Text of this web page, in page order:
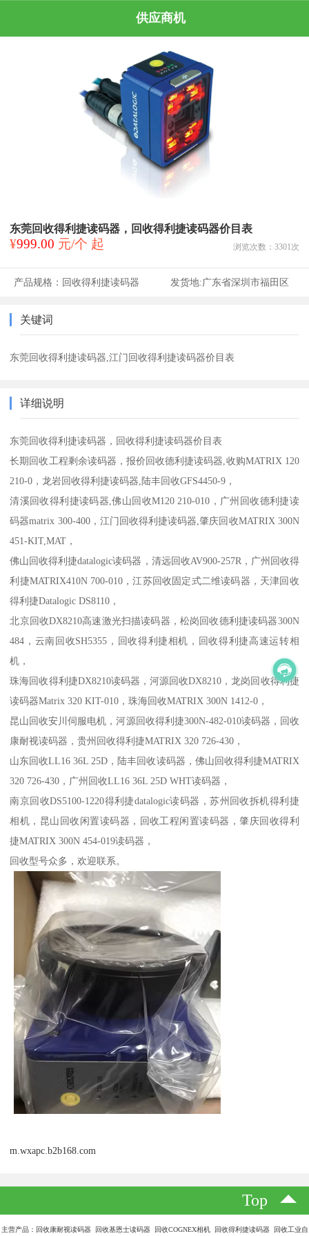
供应商机
东莞回收得利捷读码器，回收得利捷读码器价目表
¥999.00 元/个 起 浏览次数： 3301 次
产品规格： 回收得利捷读码器 发货地:广东省深圳市福田区
关键词
东莞回收得利捷读码器,江门回收得利捷读码器价目表
详细说明
东莞回收得利捷读码器，回收得利捷读码器价目表
长期回收工程剩余读码器，报价回收德利捷读码器,收购MATRIX 120
210-0，龙岩回收得利捷读码器,陆丰回收GFS4450-9，
清溪回收得利捷读码器,佛山回收M120 210-010，广州回收德利捷读
码器matrix 300-400，江门回收得利捷读码器,肇庆回收MATRIX 300N
451-KIT,MAT，
佛山回收得利捷datalogic读码器，清远回收AV900-257R， 广州回收得
利捷MATRIX410N 700-010，江苏回收固定式二维读码器，天津回收
得利捷Datalogic DS8110，
北京回收DX8210高速激光扫描读码器，松岗回收德利捷读码器300N
484，云南回收SH5355，回收得利捷相机，回收得利捷高速运转相
机，
珠海回收得利捷DX8210读码器，河源回收DX8210，龙岗回收得利捷
读码器Matrix 320 KIT-010，珠海回收MATRIX 300N 1412-0，
昆山回收安川伺服电机，河源回收得利捷300N-482-010读码器，回收
康耐视读码器，贵州回收得利捷MATRIX 320 726-430，
山东回收LL16 36L 25D，陆丰回收读码器，佛山回收得利捷MATRIX
320 726-430，广州回收LL16 36L 25D WHT读码器，
南京回收DS5100-1220得利捷datalogic读码器，苏州回收拆机得利捷
相机，昆山回收闲置读码器 ，回收工程闲置读码器，肇庆回收得利
捷MATRIX 300N 454-019读码器 ，
回收型号众多，欢迎联系。
m.wxapc.b2b168.com
Top
主营产品：回收康耐视读码器 回收基恩士读码器 回收COGNEX相机 回收得利捷读码器 回收工业自